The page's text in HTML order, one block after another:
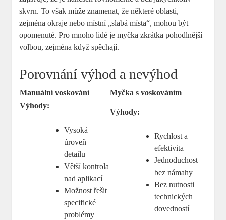
skvrn. To však může znamenat, že některé oblasti,
zejména okraje nebo místní „slabá místa“, mohou být
opomenuté. Pro mnoho lidé je myčka zkrátka pohodlnější
volbou, zejména když spěchají.
Porovnání výhod a nevýhod
Manuální voskování
Myčka s voskováním
Výhody:
Vysoká
úroveň
detailu
Větší kontrola
nad aplikací
Možnost řešit
specifické
problémy
Výhody:
Rychlost a
efektivita
Jednoduchost
bez námahy
Bez nutnosti
technických
dovedností